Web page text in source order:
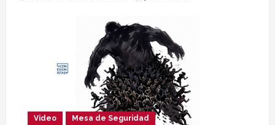
Video Mesa de Seguridad